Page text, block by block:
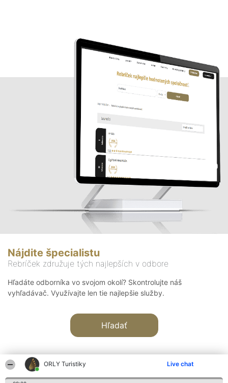
ORLY Turistiky Live chat
Nájdite špecialistu
Rebríček združuje tých najlepších v odbore
Hľadáte odborníka vo svojom okolí? Skontrolujte náš
vyhľadávač. Využívajte len tie najlepšie služby.
Hľadať